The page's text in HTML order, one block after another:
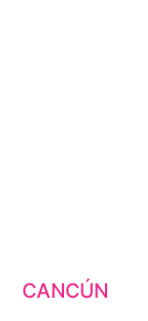
CANCÚN